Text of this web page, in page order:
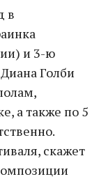
в
и 3-ю
Голби
а также по 5
скажет